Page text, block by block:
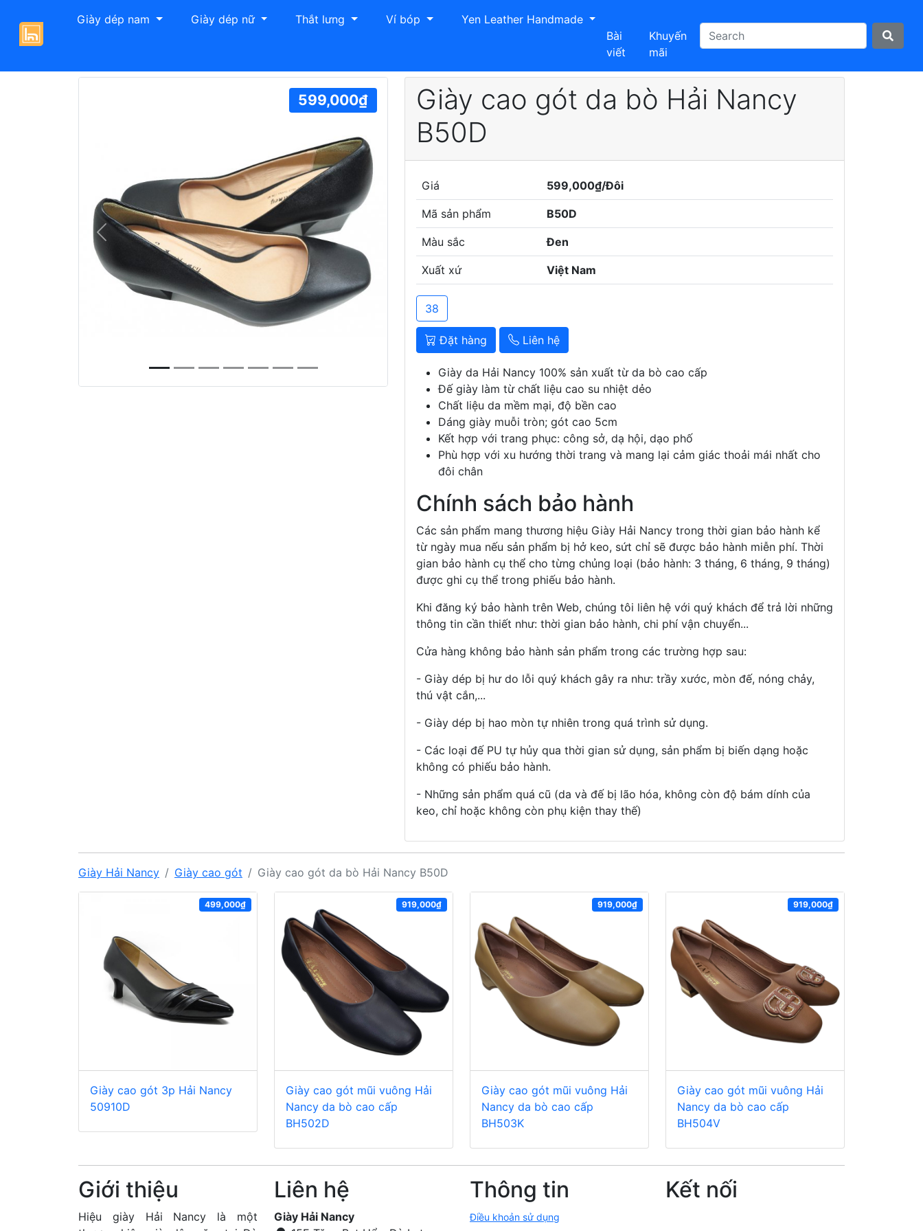
Giày dép nam Giày dép nữ Thắt lưng Ví bóp
Yen Leather Handmade
Bài
viết
Khuyến
mãi
Previous
599,000₫
Giày cao gót da bò Hải Nancy
B50D
Giá 599,000₫/Đôi
Mã sản phẩm B50D
Màu sắc Đen
Xuất xứ Việt Nam
38
Đặt hàng Liên hệ
Giày da Hải Nancy 100% sản xuất từ da bò cao cấp
Đế giày làm từ chất liệu cao su nhiệt dẻo
Chất liệu da mềm mại, độ bền cao
Dáng giày muỗi tròn; gót cao 5cm
Kết hợp với trang phục: công sở, dạ hội, dạo phố
Phù hợp với xu hướng thời trang và mang lại cảm giác thoải mái nhất cho
đôi chân
Chính sách bảo hành
Các sản phẩm mang thương hiệu Giày Hải Nancy trong thời gian bảo hành kể
từ ngày mua nếu sản phẩm bị hở keo, sứt chỉ sẽ được bảo hành miễn phí. Thời
gian bảo hành cụ thể cho từng chủng loại (bảo hành: 3 tháng, 6 tháng, 9 tháng)
được ghi cụ thể trong phiếu bảo hành.
Khi đăng ký bảo hành trên Web, chúng tôi liên hệ với quý khách để trả lời những
thông tin cần thiết như: thời gian bảo hành, chi phí vận chuyển...
Cửa hàng không bảo hành sản phẩm trong các trường hợp sau:
- Giày dép bị hư do lỗi quý khách gây ra như: trầy xước, mòn đế, nóng chảy,
thú vật cắn,...
- Giày dép bị hao mòn tự nhiên trong quá trình sử dụng.
- Các loại đế PU tự hủy qua thời gian sử dụng, sản phẩm bị biến dạng hoặc
không có phiếu bảo hành.
- Những sản phẩm quá cũ (da và đế bị lão hóa, không còn độ bám dính của
keo, chỉ hoặc không còn phụ kiện thay thế)
Giày Hải Nancy Giày cao gót Giày cao gót da bò Hải Nancy B50D
499,000₫
Giày cao gót 3p Hải Nancy
50910D
919,000₫
Giày cao gót mũi vuông Hải
Nancy da bò cao cấp
BH502D
919,000₫
Giày cao gót mũi vuông Hải
Nancy da bò cao cấp
BH503K
919,000₫
Giày cao gót mũi vuông Hải
Nancy da bò cao cấp
BH504V
Giới thiệu
Hiệu giày Hải Nancy là một
Liên hệ
Giày Hải Nancy
Thông tin
Điều khoản sử dụng
Kết nối